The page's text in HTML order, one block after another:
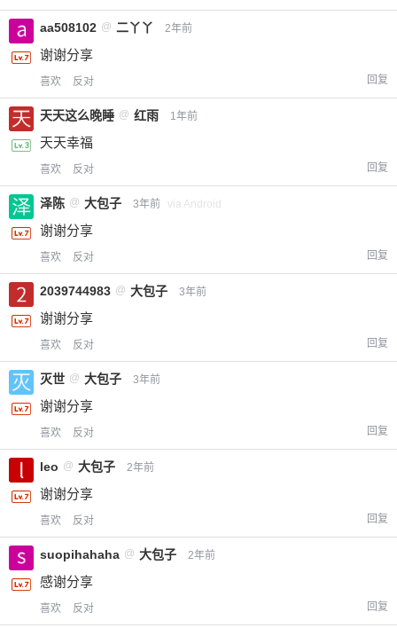
aa508102 @ 二丫丫 2年前
谢谢分享
喜欢 反对 回复
天天这么晚睡 @ 红雨 1年前
天天幸福
喜欢 反对 回复
泽陈 @ 大包子 3年前 via Android
谢谢分享
喜欢 反对 回复
2039744983 @ 大包子 3年前
谢谢分享
喜欢 反对 回复
灭世 @ 大包子 3年前
谢谢分享
喜欢 反对 回复
leo @ 大包子 2年前
谢谢分享
喜欢 反对 回复
suopihahaha @ 大包子 2年前
感谢分享
喜欢 反对 回复